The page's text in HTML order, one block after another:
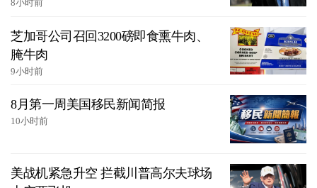
8小时前
芝加哥公司召回3200磅即食熏牛肉、
腌牛肉
9小时前
8月第一周美国移民新闻简报
10小时前
美战机紧急升空 拦截川普高尔夫球场